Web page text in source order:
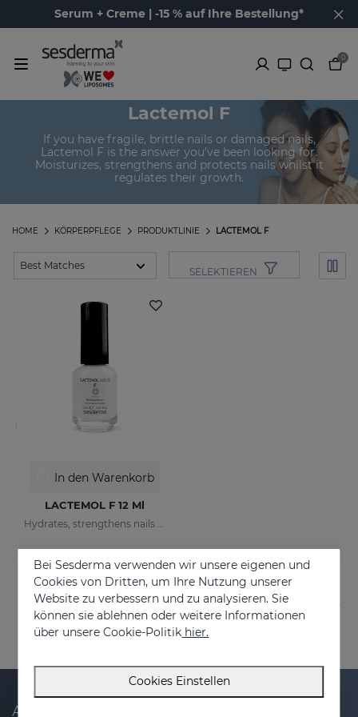
Serum + Creme | -15 % auf Ihre Bestellung*
0
Lactemol F
If you have fragile, brittle nails or damaged nails,
Lactemol F is the answer you've been looking for.
Moisturizes, strengthens and protects nails whilst it
regulates their growth.
LACTEMOL F
PRODUKTLINIE
KÖRPERPFLEGE
HOME
SELEKTIEREN
In den Warenkorb
LACTEMOL F 12 Ml
Hydrates, strengthens nails making them more flexible and resilient.
€ 21,95
Abonnieren Sie unseren Newsletter und
Bei Sesderma verwenden wir unsere eigenen und
Cookies von Dritten, um Ihre Nutzung unserer
Website zu verbessern und zu analysieren. Sie
können sie ablehnen oder weitere Informationen
über unsere Cookie-Politik hier.
Cookies Einstellen